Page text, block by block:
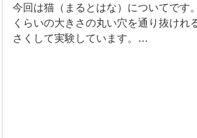
今回は猫（まるとはな）についてです
くらいの大きさの丸い穴を通り抜けれ
さくして実験しています。…